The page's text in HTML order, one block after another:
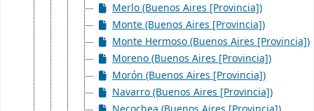
Merlo (Buenos Aires [Provincia])
Monte (Buenos Aires [Provincia])
Monte Hermoso (Buenos Aires [Provincia])
Moreno (Buenos Aires [Provincia])
Morón (Buenos Aires [Provincia])
Navarro (Buenos Aires [Provincia])